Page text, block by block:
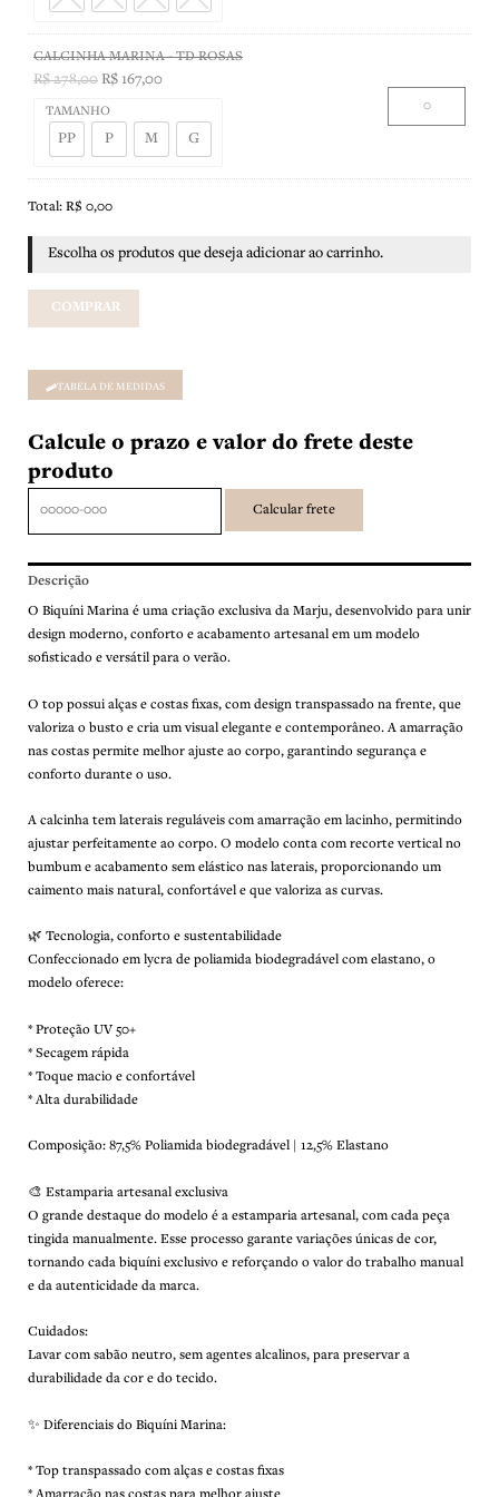
CALCINHA MARINA - TD ROSAS
R$278,00 R$ 167,00
TAMANHO
PP P M G
Total: R$ 0,00
Escolha os produtos que deseja adicionar ao carrinho.
COMPRAR
TABELA DE MEDIDAS
Calcule o prazo e valor do frete deste
produto
Descrição
O Biquíni Marina é uma criação exclusiva da Marju, desenvolvido para unir
design moderno, conforto e acabamento artesanal em um modelo
sofisticado e versátil para o verão.
O top possui alças e costas fixas, com design transpassado na frente, que
valoriza o busto e cria um visual elegante e contemporâneo. A amarração
nas costas permite melhor ajuste ao corpo, garantindo segurança e
conforto durante o uso.
A calcinha tem laterais reguláveis com amarração em lacinho, permitindo
ajustar perfeitamente ao corpo. O modelo conta com recorte vertical no
bumbum e acabamento sem elástico nas laterais, proporcionando um
caimento mais natural, confortável e que valoriza as curvas.
🌿 Tecnologia, conforto e sustentabilidade
Confeccionado em lycra de poliamida biodegradável com elastano, o
modelo oferece:
* Proteção UV 50+
* Secagem rápida
* Toque macio e confortável
* Alta durabilidade
Composição: 87,5% Poliamida biodegradável | 12,5% Elastano
🎨 Estamparia artesanal exclusiva
O grande destaque do modelo é a estamparia artesanal, com cada peça
tingida manualmente. Esse processo garante variações únicas de cor,
tornando cada biquíni exclusivo e reforçando o valor do trabalho manual
e da autenticidade da marca.
Cuidados:
Lavar com sabão neutro, sem agentes alcalinos, para preservar a
durabilidade da cor e do tecido.
✨ Diferenciais do Biquíni Marina:
* Top transpassado com alças e costas fixas